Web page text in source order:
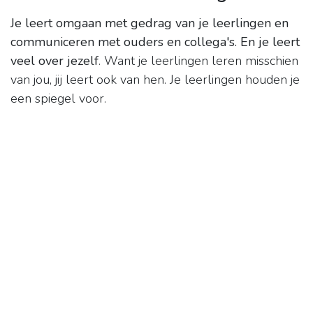
Je leert omgaan met gedrag van je leerlingen en
communiceren met ouders en collega's. En je leert
veel over jezelf. Want je leerlingen leren misschien
van jou, jij leert ook van hen. Je leerlingen houden je
een spiegel voor.